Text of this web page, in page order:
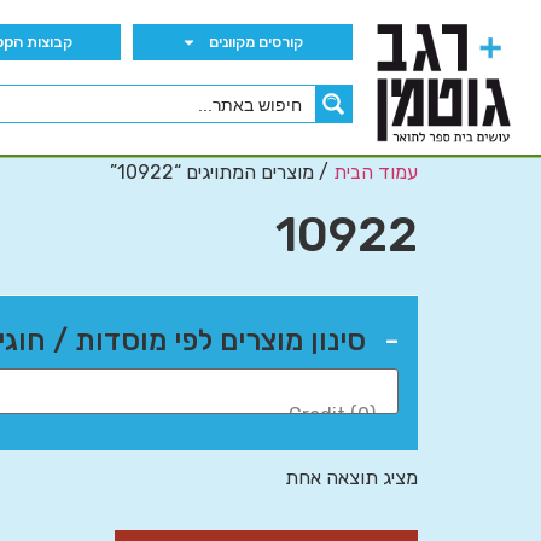
קורסים מקוונים קבוצות הWhatsApp
עמוד הבית / מוצרים המתויגים “10922”
10922
סינון מוצרים לפי מוסדות / -
מציג תוצאה אחת